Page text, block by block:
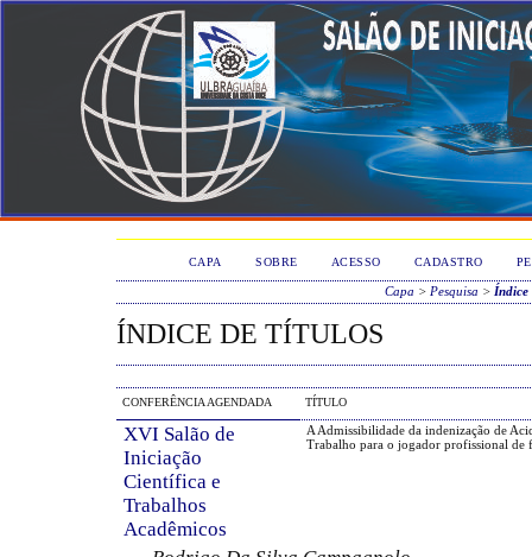
CAPA SOBRE ACESSO CADASTRO
Capa > Pesquisa > Índice
ÍNDICE DE TÍTULOS
CONFERÊNCIA AGENDADA TÍTULO
XVI Salão de
Iniciação
Científica e
Trabalhos
Acadêmicos
A Admissibilidade da indenização de
Trabalho para o jogador profissional de